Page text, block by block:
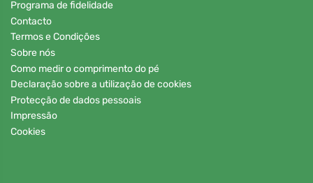
Programa de fidelidade
Contacto
Termos e Condições
Sobre nós
Como medir o comprimento do pé
Declaração sobre a utilização de cookies
Protecção de dados pessoais
Impressão
Cookies